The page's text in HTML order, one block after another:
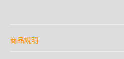
商品說明